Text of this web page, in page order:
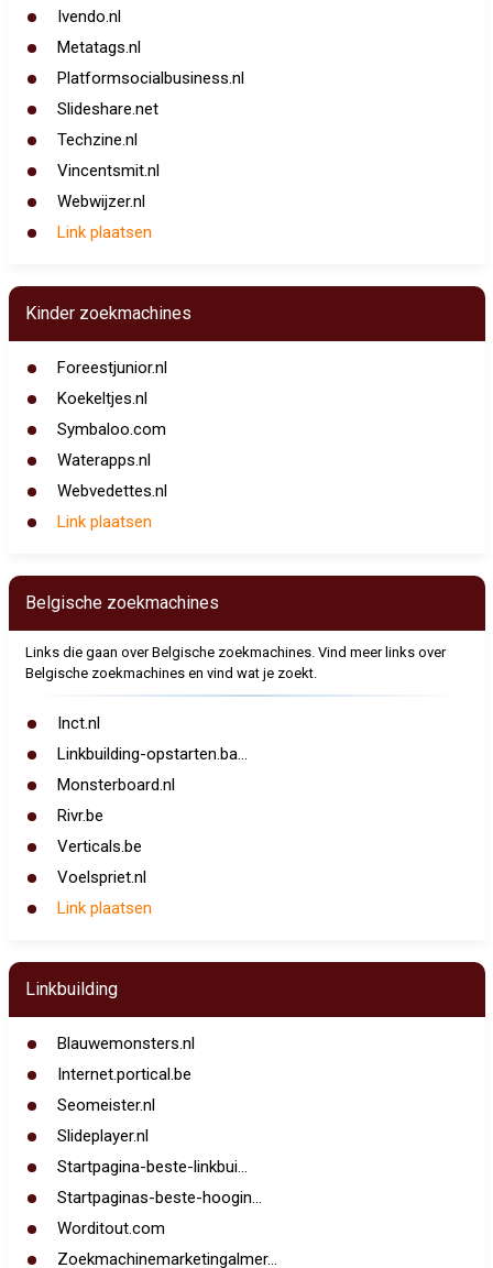
Ivendo.nl
Metatags.nl
Platformsocialbusiness.nl
Slideshare.net
Techzine.nl
Vincentsmit.nl
Webwijzer.nl
Link plaatsen
Kinder zoekmachines
Foreestjunior.nl
Koekeltjes.nl
Symbaloo.com
Waterapps.nl
Webvedettes.nl
Link plaatsen
Belgische zoekmachines
Links die gaan over Belgische zoekmachines. Vind meer links over
Belgische zoekmachines en vind wat je zoekt.
Inct.nl
Linkbuilding-opstarten.ba...
Monsterboard.nl
Rivr.be
Verticals.be
Voelspriet.nl
Link plaatsen
Linkbuilding
Blauwemonsters.nl
Internet.portical.be
Seomeister.nl
Slideplayer.nl
Startpagina-beste-linkbui...
Startpaginas-beste-hoogin...
Worditout.com
Zoekmachinemarketingalmer...